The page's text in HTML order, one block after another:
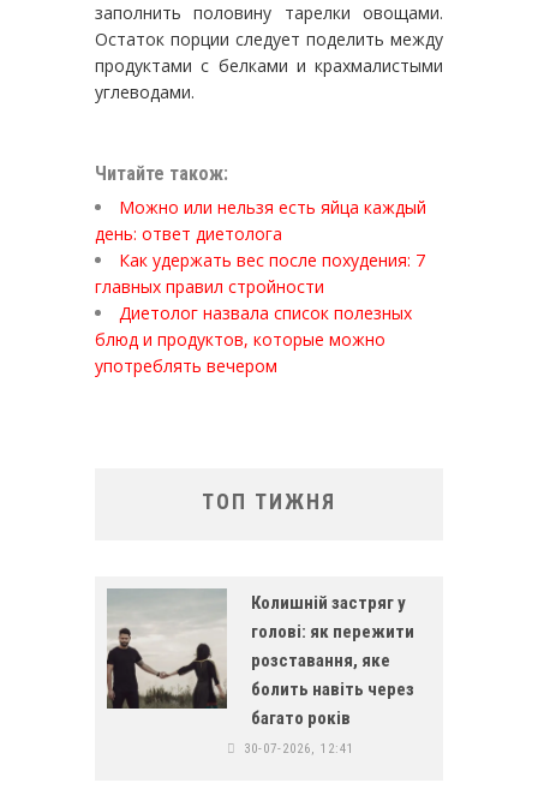
заполнить половину тарелки овощами.
Остаток порции следует поделить между
продуктами с белками и крахмалистыми
углеводами.
Читайте також:
Можно или нельзя есть яйца каждый
день: ответ диетолога
Как удержать вес после похудения: 7
главных правил стройности
Диетолог назвала список полезных
блюд и продуктов, которые можно
употреблять вечером
ТОП ТИЖНЯ
Колишній застряг у
голові: як пережити
розставання, яке
болить навіть через
багато років
30-07-2026, 12:41